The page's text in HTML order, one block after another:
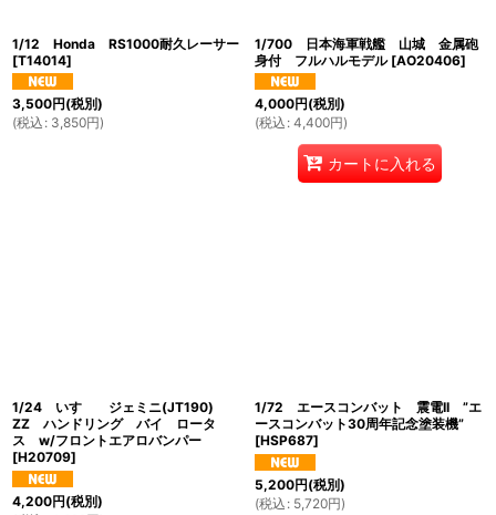
1/12 Honda RS1000耐久レーサー
[T14014]
3,500円(税別)
(税込 : 3,850円)
1/700 日本海軍戦艦 山城 金属砲
身付 フルハルモデル [AO20406]
4,000円(税別)
(税込 : 4,400円)
カートに入れる
1/24 いすゞ ジェミニ(JT190)
ZZ ハンドリング バイ ロータ
ス w/フロントエアロバンパー
[H20709]
4,200円(税別)
1/72 エースコンバット 震電II ”エ
ースコンバット30周年記念塗装機”
[HSP687]
5,200円(税別)
(税込 : 5,720円)